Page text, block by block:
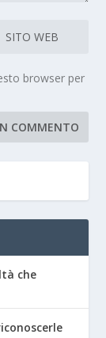
browser per
che